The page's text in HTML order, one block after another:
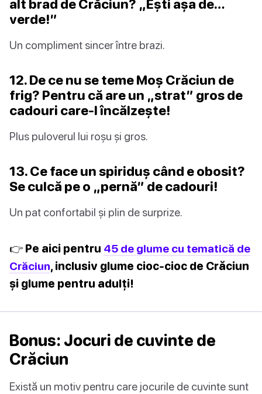
alt brad de Crăciun? „Ești așa de…
verde!”
Un compliment sincer între brazi.
12. De ce nu se teme Moș Crăciun de
frig? Pentru că are un „strat” gros de
cadouri care-l încălzește!
Plus puloverul lui roșu și gros.
13. Ce face un spiriduș când e obosit?
Se culcă pe o „pernă” de cadouri!
Un pat confortabil și plin de surprize.
👉 Pe aici pentru 45 de glume cu tematică de
Crăciun, inclusiv glume cioc-cioc de Crăciun
și glume pentru adulți!
Bonus: Jocuri de cuvinte de
Crăciun
Există un motiv pentru care jocurile de cuvinte sunt